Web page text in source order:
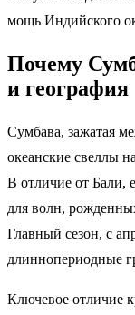
мощь Индийского
Почему
и география
Сумбава, зажатая
океанские свеллы
В отличие от Бали,
для волн,
Главный сезон, с
длиннопериодные
Ключевое отличие